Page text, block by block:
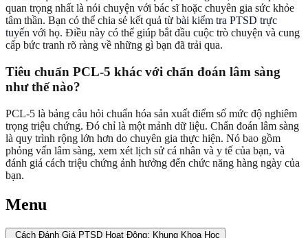
quan trọng nhất là nói chuyện với bác sĩ hoặc chuyên gia sức khỏe
tâm thần. Bạn có thể chia sẻ kết quả từ bài kiểm tra PTSD trực
tuyến với họ. Điều này có thể giúp bắt đầu cuộc trò chuyện và cung
cấp bức tranh rõ ràng về những gì bạn đã trải qua.
Tiêu chuẩn PCL-5 khác với chẩn đoán lâm sàng
như thế nào?
PCL-5 là bảng câu hỏi chuẩn hóa sản xuất điểm số mức độ nghiêm
trọng triệu chứng. Đó chỉ là một mảnh dữ liệu. Chẩn đoán lâm sàng
là quy trình rộng lớn hơn do chuyên gia thực hiện. Nó bao gồm
phỏng vấn lâm sàng, xem xét lịch sử cá nhân và y tế của bạn, và
đánh giá cách triệu chứng ảnh hưởng đến chức năng hàng ngày của
bạn.
Menu
Cách Đánh Giá PTSD Hoạt Động: Khung Khoa Học